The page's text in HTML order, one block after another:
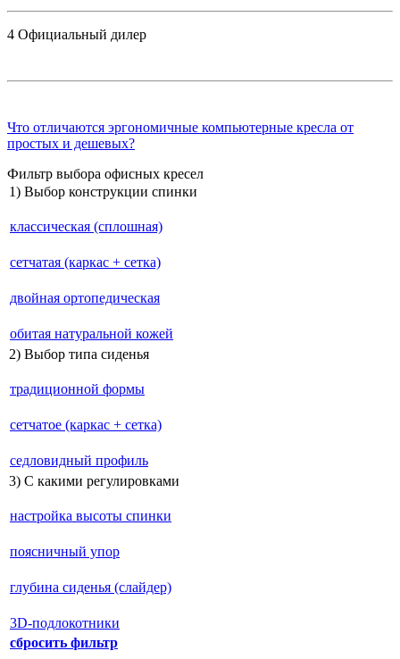
4 Официальный дилер
Что отличаются эргономичные компьютерные кресла от
простых и дешевых?
Фильтр выбора офисных кресел
1) Выбор конструкции спинки
классическая (сплошная)
сетчатая (каркас + сетка)
двойная ортопедическая
обитая натуральной кожей
2) Выбор типа сиденья
традиционной формы
сетчатое (каркас + сетка)
седловидный профиль
3) С какими регулировками
настройка высоты спинки
поясничный упор
глубина сиденья (слайдер)
3D-подлокотники
сбросить фильтр